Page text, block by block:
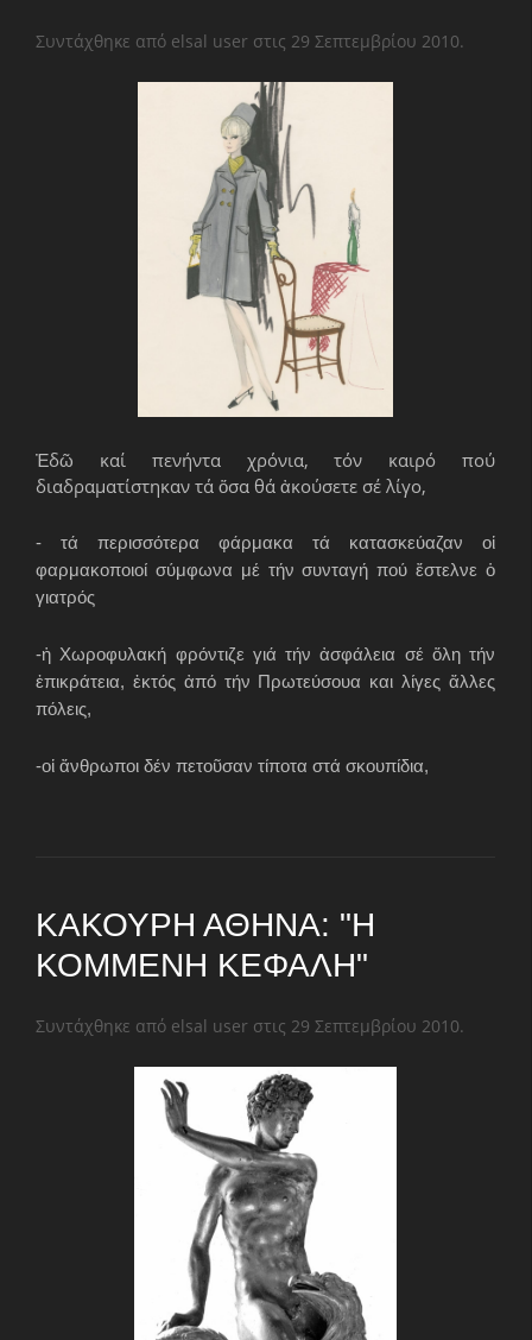
Συντάχθηκε από elsal user στις 29 Σεπτεμβρίου 2010.
Ἐδῶ καί πενήντα χρόνια, τόν καιρό πού
διαδραματίστηκαν τά ὅσα θά ἀκούσετε σέ λίγο,
- τά περισσότερα φάρμακα τά κατασκεύαζαν οἱ
φαρμακοποιοί σύμφωνα μέ τήν συνταγή πού ἔστελνε ὁ
γιατρός
-ἡ Χωροφυλακή φρόντιζε γιά τήν ἀσφάλεια σέ ὅλη τήν
ἐπικράτεια, ἐκτός ἀπό τήν Πρωτεύσουα και λίγες ἄλλες
πόλεις,
-οἱ ἄνθρωποι δέν πετοῦσαν τίποτα στά σκουπίδια,
ΚΑΚΟΎΡΗ ΑΘΗΝΆ: "Ἡ
ΚΟΜΜΈΝΗ ΚΕΦΑΛΉ"
Συντάχθηκε από elsal user στις 29 Σεπτεμβρίου 2010.